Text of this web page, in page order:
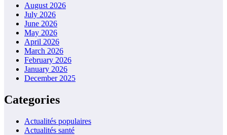
August 2026
July 2026
June 2026
May 2026
April 2026
March 2026
February 2026
January 2026
December 2025
Categories
Actualités populaires
Actualités santé